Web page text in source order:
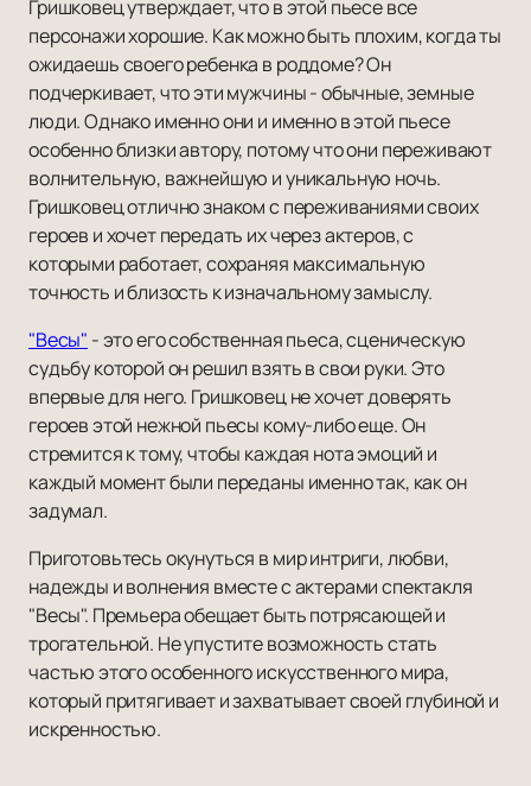
Гришковец утверждает, что в этой пьесе все
персонажи хорошие. Как можно быть плохим, когда ты
ожидаешь своего ребенка в роддоме? Он
подчеркивает, что эти мужчины - обычные, земные
люди. Однако именно они и именно в этой пьесе
особенно близки автору, потому что они переживают
волнительную, важнейшую и уникальную ночь.
Гришковец отлично знаком с переживаниями своих
героев и хочет передать их через актеров, с
которыми работает, сохраняя максимальную
точность и близость к изначальному замыслу.
"Весы" - это его собственная пьеса, сценическую
судьбу которой он решил взять в свои руки. Это
впервые для него. Гришковец не хочет доверять
героев этой нежной пьесы кому-либо еще. Он
стремится к тому, чтобы каждая нота эмоций и
каждый момент были переданы именно так, как он
задумал.
Приготовьтесь окунуться в мир интриги, любви,
надежды и волнения вместе с актерами спектакля
"Весы". Премьера обещает быть потрясающей и
трогательной. Не упустите возможность стать
частью этого особенного искусственного мира,
который притягивает и захватывает своей глубиной и
искренностью.